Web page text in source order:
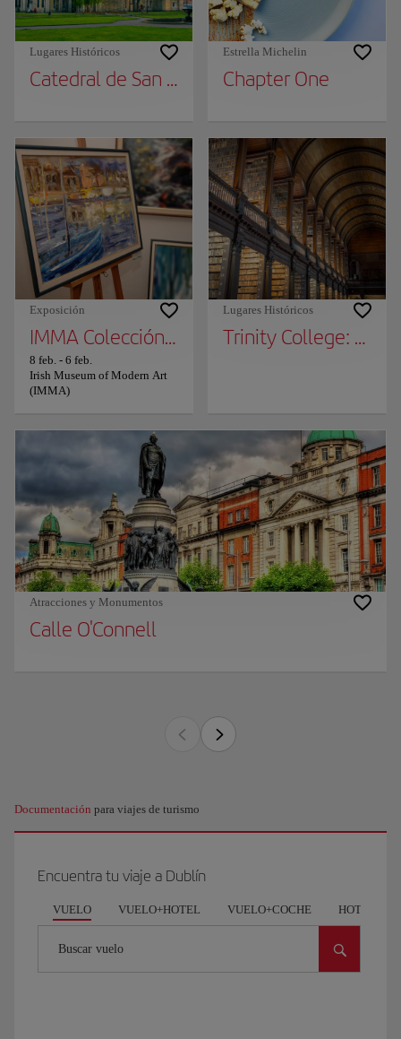
Lugares Históricos
Catedral de San Patricio
Estrella Michelin
Chapter One
Exposición
IMMA Colección Arte como Agencia
8 feb. - 6 feb.
Irish Museum of Modern Art
(IMMA)
Lugares Históricos
Trinity College: The
Atracciones y Monumentos
Calle O'Connell
Documentación para viajes de turismo
Encuentra tu viaje a Dublín
VUELO VUELO+HOTEL VUELO+COCHE HOTEL
Buscar vuelo